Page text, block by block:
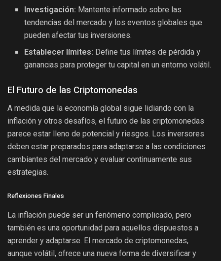
Investigación: Mantente informado sobre las
tendencias del mercado y los eventos globales que
pueden afectar tus inversiones.
Establecer límites: Define tus límites de pérdida y
ganancias para proteger tu capital en un entorno volátil.
El Futuro de las Criptomonedas
A medida que la economía global sigue lidiando con la
inflación y otros desafíos, el futuro de las criptomonedas
parece estar lleno de potencial y riesgos. Los inversores
deben estar preparados para adaptarse a las condiciones
cambiantes del mercado y evaluar continuamente sus
estrategias.
Reflexiones Finales
La inflación puede ser un fenómeno complicado, pero
también es una oportunidad para aquellos dispuestos a
aprender y adaptarse. El mercado de criptomonedas,
aunque volátil, ofrece una nueva forma de diversificar y